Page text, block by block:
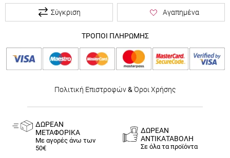
Σύγκριση Αγαπημένα
ΤΡΟΠΟΙ ΠΛΗΡΩΜΗΣ
Πολιτική Επιστροφών& Όροι Χρήσης
ΔΩΡΕΑΝ
ΜΕΤΑΦΟΡΙΚΑ
Με αγορές άνω των
50€
ΔΩΡΕΑΝ
ΑΝΤΙΚΑΤΑΒΟΛΗ
Σε όλα τα προϊόντα